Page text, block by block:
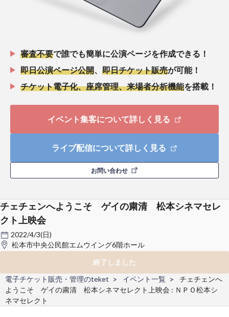
審査不要で誰でも簡単に公演ページを作成できる！
即日公演ページ公開
即日チケット販売が可能！
チケット電子化、座席管理、来場者分析機能を搭載！
イベント集客について詳しく見る
ライブ配信について詳しく見る
お問い合わせ
チェチェンへようこそ ゲイの粛清 松本シネマセレ
クト上映会
2022/4/3(日)
松本市中央公民館エムウイング6階ホール
終了しました
電子チケット販売・管理のteket
イベント一覧
チェチェンへ
ようこそ ゲイの粛清 松本シネマセレクト上映会 : ＮＰＯ松本シ
ネマセレクト